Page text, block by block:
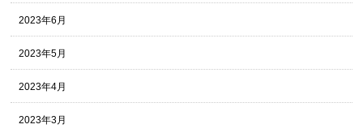
2023年6月
2023年5月
2023年4月
2023年3月